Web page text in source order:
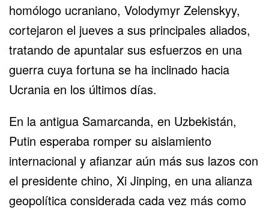
homólogo ucraniano, Volodymyr Zelenskyy,
cortejaron el jueves a sus principales aliados,
tratando de apuntalar sus esfuerzos en una
guerra cuya fortuna se ha inclinado hacia
Ucrania en los últimos días.
En la antigua Samarcanda, en Uzbekistán,
Putin esperaba romper su aislamiento
internacional y afianzar aún más sus lazos con
el presidente chino, Xi Jinping, en una alianza
geopolítica considerada cada vez más como